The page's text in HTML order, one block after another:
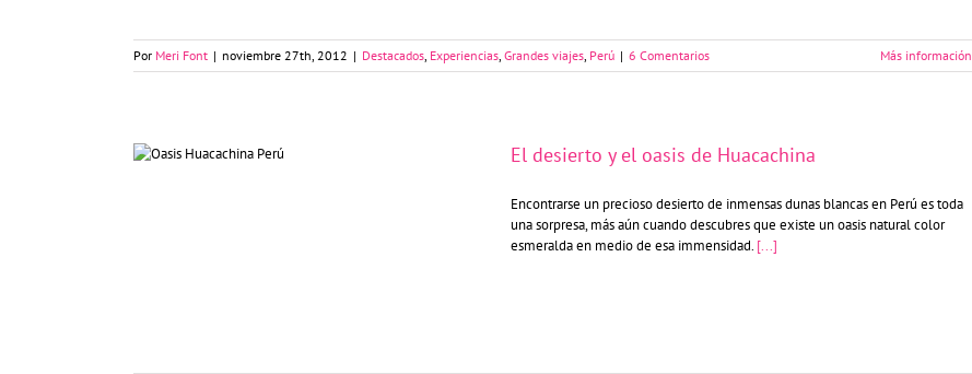
Por Meri Font | noviembre 27th, 2012 | Destacados, Experiencias, Grandes viajes, Perú | 6 Comentarios Más información
El desierto y el oasis de Huacachina
Encontrarse un precioso desierto de inmensas dunas blancas en Perú es toda
una sorpresa, más aún cuando descubres que existe un oasis natural color
esmeralda en medio de esa immensidad. [...]